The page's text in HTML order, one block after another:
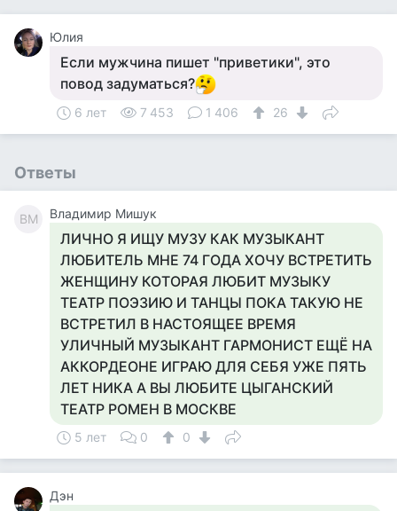
Юлия
Если мужчина пишет "приветики", это
повод задуматься?
6 лет 7 453 1 406 26
Ответы
ВМ Владимир Мишук
ЛИЧНО Я ИЩУ МУЗУ КАК МУЗЫКАНТ
ЛЮБИТЕЛЬ МНЕ 74 ГОДА ХОЧУ ВСТРЕТИТЬ
ЖЕНЩИНУ КОТОРАЯ ЛЮБИТ МУЗЫКУ
ТЕАТР ПОЭЗИЮ И ТАНЦЫ ПОКА ТАКУЮ НЕ
ВСТРЕТИЛ В НАСТОЯЩЕЕ ВРЕМЯ
УЛИЧНЫЙ МУЗЫКАНТ ГАРМОНИСТ ЕЩЁ НА
АККОРДЕОНЕ ИГРАЮ ДЛЯ СЕБЯ УЖЕ ПЯТЬ
ЛЕТ НИКА А ВЫ ЛЮБИТЕ ЦЫГАНСКИЙ
ТЕАТР РОМЕН В МОСКВЕ
5 лет 0 0
Дэн